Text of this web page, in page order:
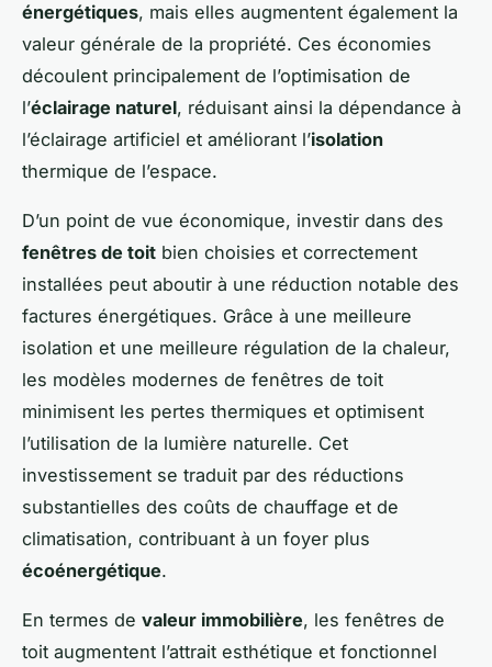
énergétiques, mais elles augmentent également la
valeur générale de la propriété. Ces économies
découlent principalement de l’optimisation de
l’éclairage naturel, réduisant ainsi la dépendance à
l’éclairage artificiel et améliorant l’isolation
thermique de l’espace.
D’un point de vue économique, investir dans des
fenêtres de toit bien choisies et correctement
installées peut aboutir à une réduction notable des
factures énergétiques. Grâce à une meilleure
isolation et une meilleure régulation de la chaleur,
les modèles modernes de fenêtres de toit
minimisent les pertes thermiques et optimisent
l’utilisation de la lumière naturelle. Cet
investissement se traduit par des réductions
substantielles des coûts de chauffage et de
climatisation, contribuant à un foyer plus
écoénergétique.
En termes de valeur immobilière, les fenêtres de
toit augmentent l’attrait esthétique et fonctionnel